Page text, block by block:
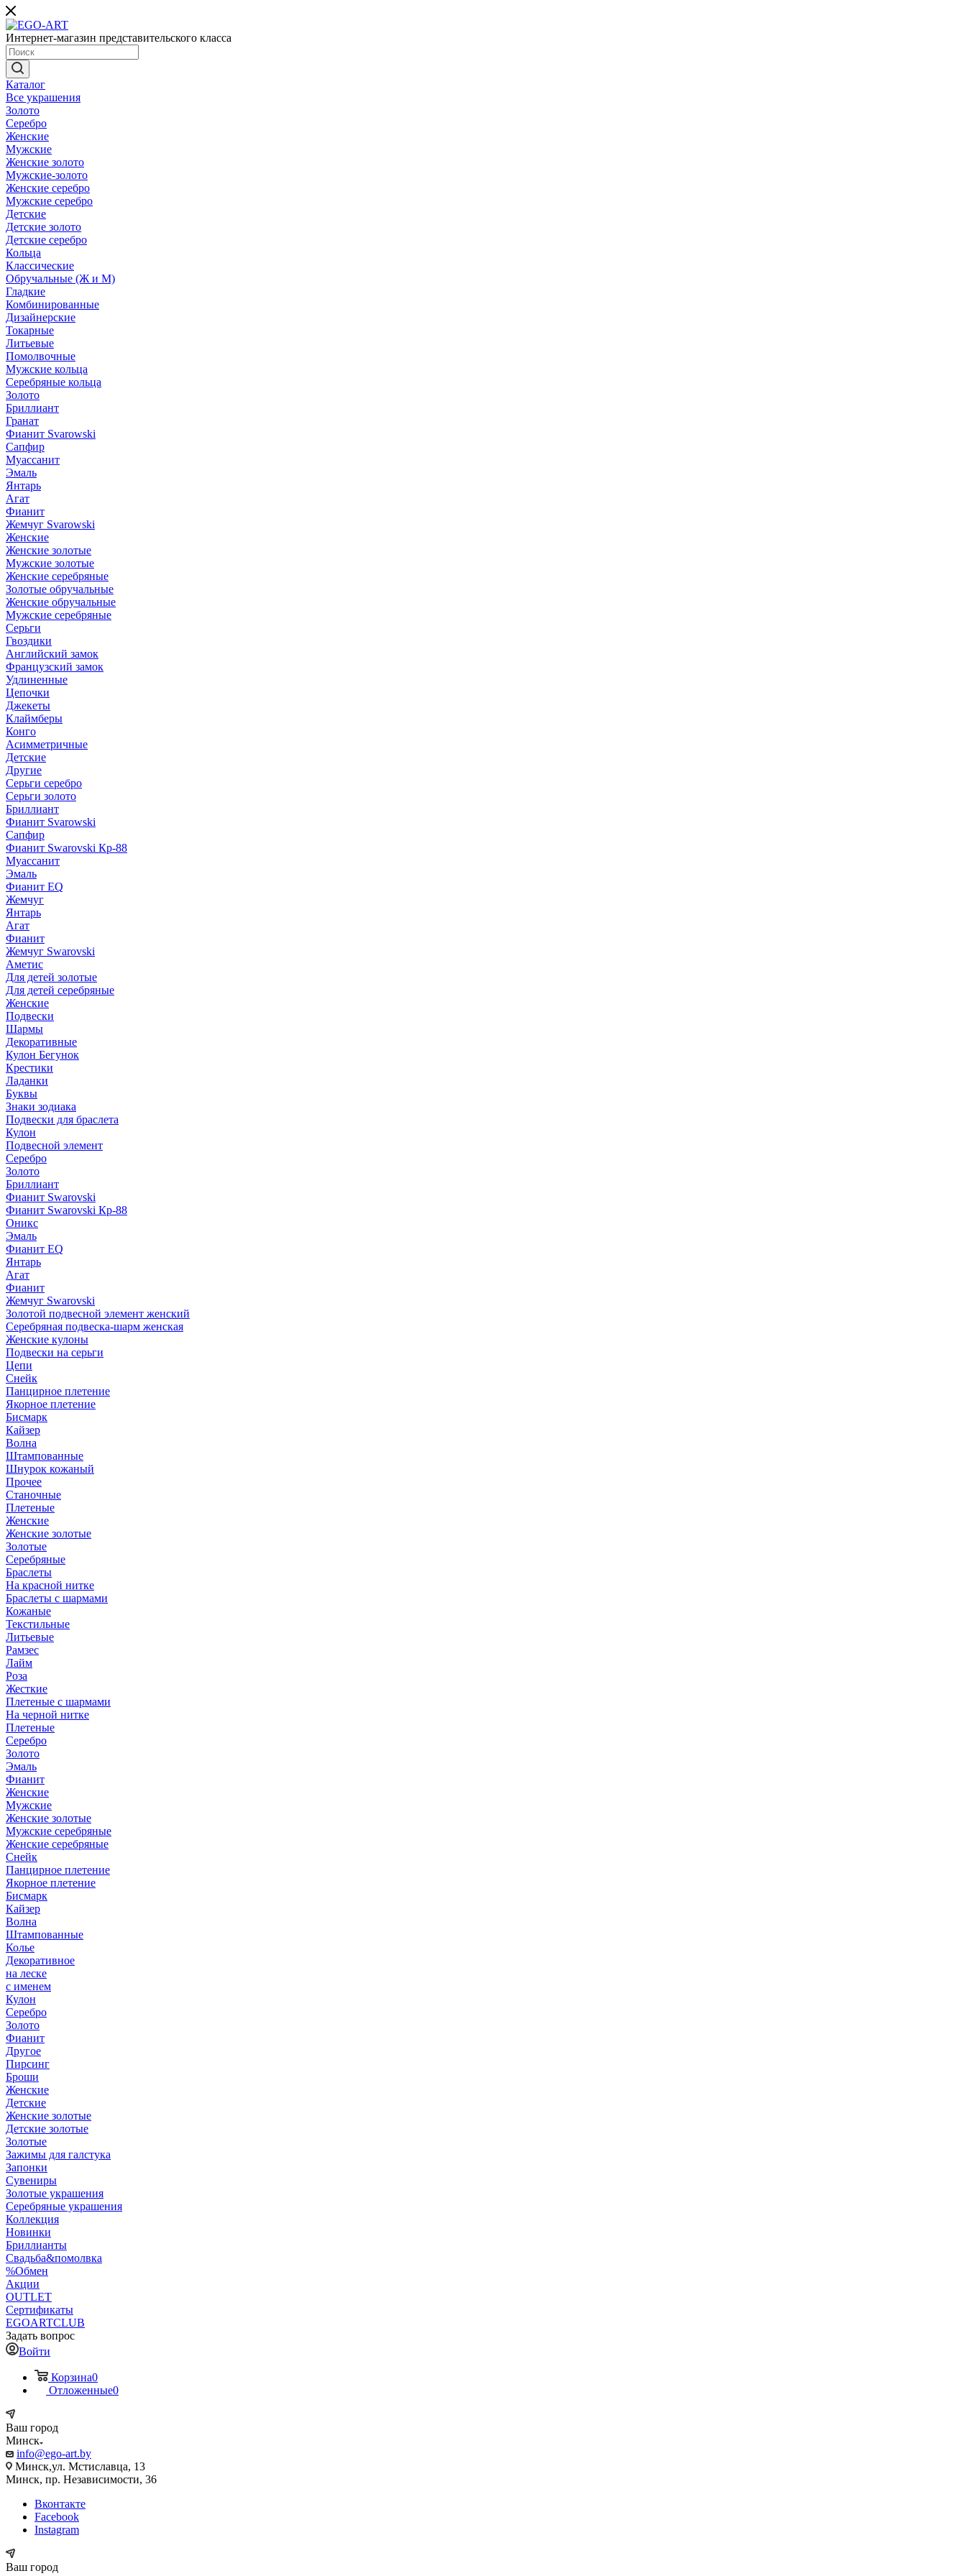
Интернет-магазин представительского класса
Каталог
Все украшения
Золото
Серебро
Женские
Мужские
Женские золото
Мужские-золото
Женские серебро
Мужские серебро
Детские
Детские золото
Детские серебро
Кольца
Классические
Обручальные (Ж и М)
Гладкие
Комбинированные
Дизайнерские
Токарные
Литьевые
Помолвочные
Мужские кольца
Серебряные кольца
Золото
Бриллиант
Гранат
Фианит Svarowski
Сапфир
Муассанит
Эмаль
Янтарь
Агат
Фианит
Жемчуг Svarowski
Женские
Женские золотые
Мужские золотые
Женские серебряные
Золотые обручальные
Женские обручальные
Мужские серебряные
Серьги
Гвоздики
Английский замок
Французский замок
Удлиненные
Цепочки
Джекеты
Клаймберы
Конго
Асимметричные
Детские
Другие
Серьги серебро
Серьги золото
Бриллиант
Фианит Svarowski
Сапфир
Фианит Swarovski Кр-88
Муассанит
Эмаль
Фианит EQ
Жемчуг
Янтарь
Агат
Фианит
Жемчуг Swarovski
Аметис
Для детей золотые
Для детей серебряные
Женские
Подвески
Шармы
Декоративные
Кулон Бегунок
Крестики
Ладанки
Буквы
Знаки зодиака
Подвески для браслета
Кулон
Подвесной элемент
Серебро
Золото
Бриллиант
Фианит Swarovski
Фианит Swarovski Кр-88
Оникс
Эмаль
Фианит EQ
Янтарь
Агат
Фианит
Жемчуг Swarovski
Золотой подвесной элемент женcкий
Серебряная подвеска-шарм женская
Женские кулоны
Подвески на серьги
Цепи
Снейк
Панцирное плетение
Якорное плетение
Бисмарк
Кайзер
Волна
Штампованные
Шнурок кожаный
Прочее
Станочные
Плетеные
Женские
Женские золотые
Золотые
Серебряные
Браслеты
На красной нитке
Браслеты с шармами
Кожаные
Текстильные
Литьевые
Рамзес
Лайм
Роза
Жесткие
Плетеные с шармами
На черной нитке
Плетеные
Серебро
Золото
Эмаль
Фианит
Женские
Мужские
Женские золотые
Мужские серебряные
Женские серебряные
Снейк
Панцирное плетение
Якорное плетение
Бисмарк
Кайзер
Волна
Штампованные
Колье
Декоративное
на леске
с именем
Кулон
Серебро
Золото
Фианит
Другое
Пирсинг
Броши
Женские
Детские
Женские золотые
Детские золотые
Золотые
Зажимы для галстука
Запонки
Сувениры
Золотые украшения
Серебряные украшения
Коллекция
Новинки
Бриллианты
Свадьба&помолвка
%Обмен
Акции
OUTLET
Сертификаты
EGOARTCLUB
Задать вопрос
Войти
Корзина0
Отложенные0
Ваш город
Минск
info@ego-art.by
Минск,ул. Мстиславца, 13
Минск, пр. Независимости, 36
Вконтакте
Facebook
Instagram
Ваш город